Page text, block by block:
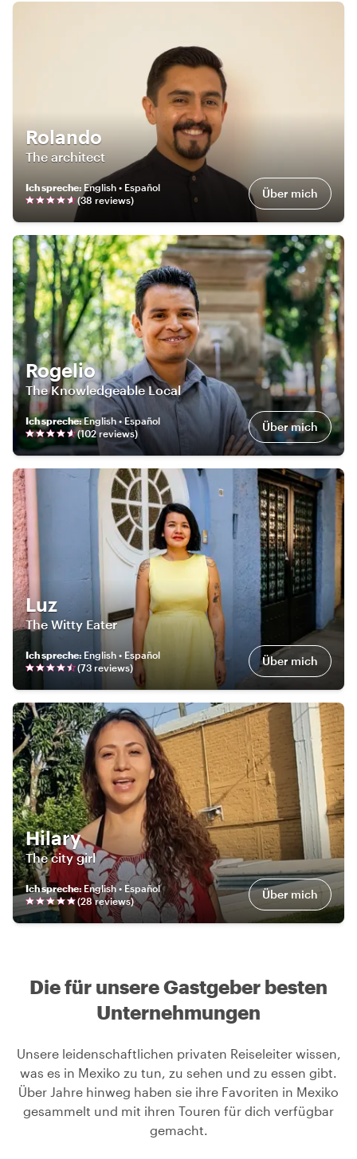
Rolando
The architect
Ich spreche: English • Español
(38 reviews) Über mich
Rogelio
The Knowledgeable Local
Ich spreche:English • Español
(102reviews) Über mich
Luz
The Witty Eater
Ich spreche: English • Español
(73 reviews) Über mich
Hilary
The city girl
Ich spreche: English • Español
(28reviews) Über mich
Die für unsere Gastgeber besten
Unternehmungen
Unsere leidenschaftlichen privaten Reiseleiter wissen,
was es in Mexiko zu tun, zu sehen und zu essen gibt.
Über Jahre hinweg haben sie ihre Favoriten in Mexiko
gesammelt und mit ihren Touren für dich verfügbar
gemacht.